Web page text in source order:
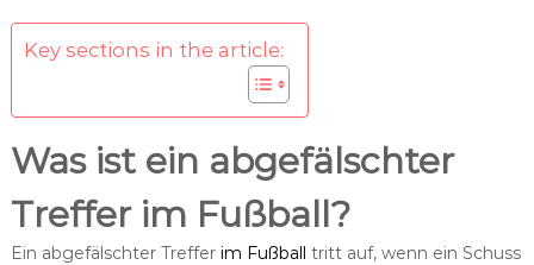
Key sections in the article:
Was ist ein abgefälschter
Treffer im Fußball?
Ein abgefälschter Treffer im Fußball tritt auf, wenn ein Schuss